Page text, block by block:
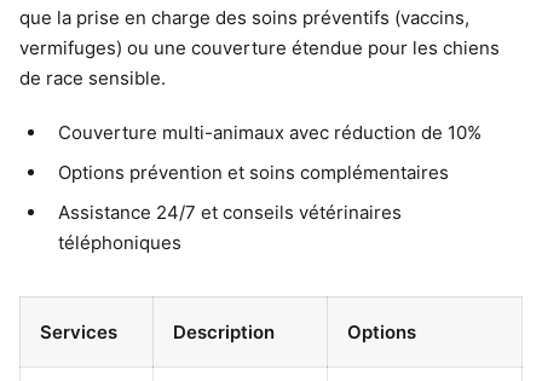
que la prise en charge des soins préventifs (vaccins,
vermifuges) ou une couverture étendue pour les chiens
de race sensible.
Couverture multi-animaux avec réduction de 10%
Options prévention et soins complémentaires
Assistance 24/7 et conseils vétérinaires
téléphoniques
Services Description Options